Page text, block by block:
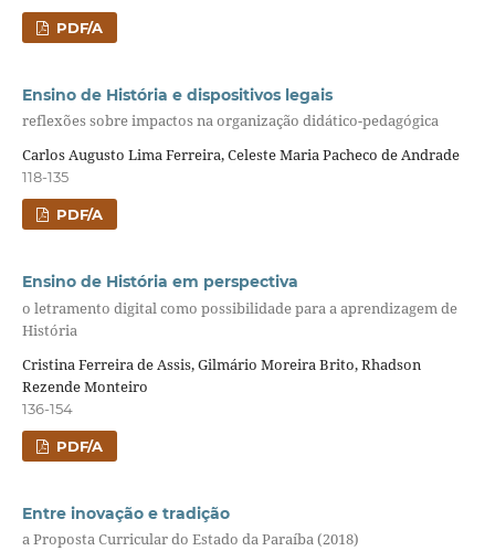
PDF/A
Ensino de História e dispositivos legais
reflexões sobre impactos na organização didático-pedagógica
Carlos Augusto Lima Ferreira, Celeste Maria Pacheco de Andrade
118-135
PDF/A
Ensino de História em perspectiva
o letramento digital como possibilidade para a aprendizagem de
História
Cristina Ferreira de Assis, Gilmário Moreira Brito, Rhadson
Rezende Monteiro
136-154
PDF/A
Entre inovação e tradição
a Proposta Curricular do Estado da Paraíba (2018)